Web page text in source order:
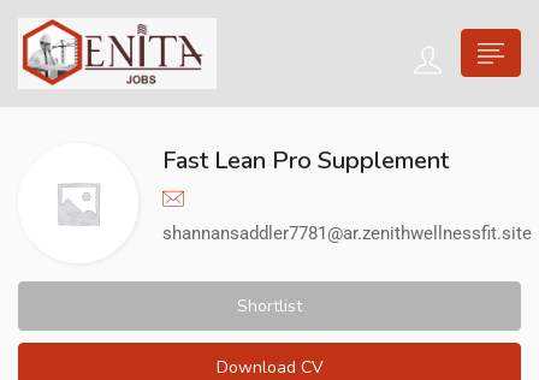
Fast Lean Pro Supplement
shannansaddler7781@ar.zenithwellnessfit.site
Shortlist
Download CV